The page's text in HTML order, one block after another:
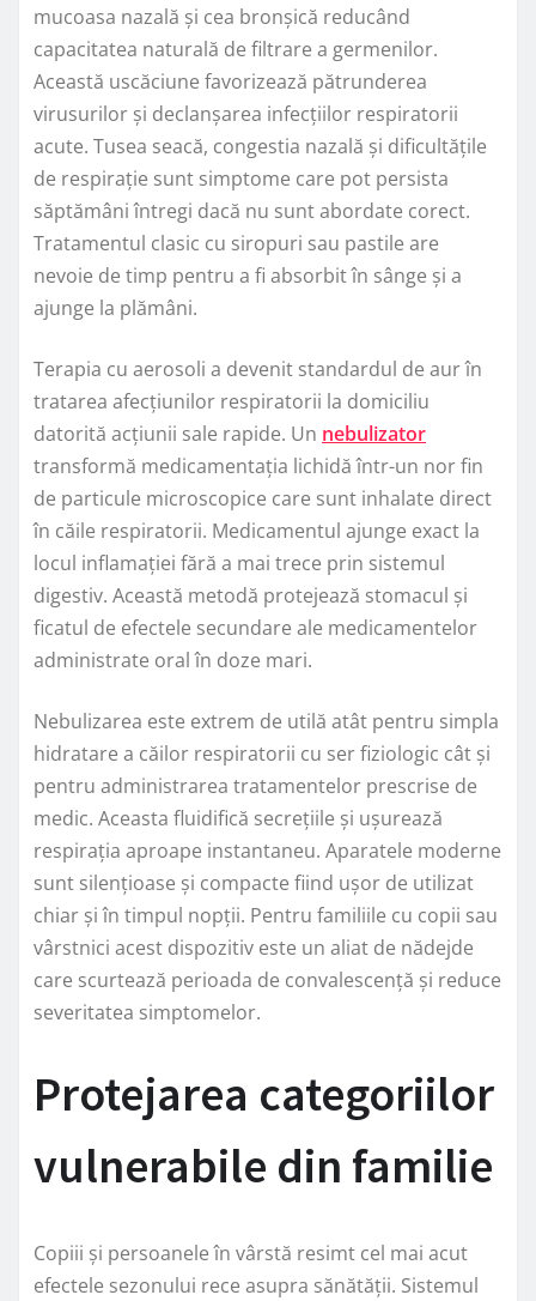
mucoasa nazală și cea bronșică reducând
capacitatea naturală de filtrare a germenilor.
Această uscăciune favorizează pătrunderea
virusurilor și declanșarea infecțiilor respiratorii
acute. Tusea seacă, congestia nazală și dificultățile
de respirație sunt simptome care pot persista
săptămâni întregi dacă nu sunt abordate corect.
Tratamentul clasic cu siropuri sau pastile are
nevoie de timp pentru a fi absorbit în sânge și a
ajunge la plămâni.
Terapia cu aerosoli a devenit standardul de aur în
tratarea afecțiunilor respiratorii la domiciliu
datorită acțiunii sale rapide. Un nebulizator
transformă medicamentația lichidă într-un nor fin
de particule microscopice care sunt inhalate direct
în căile respiratorii. Medicamentul ajunge exact la
locul inflamației fără a mai trece prin sistemul
digestiv. Această metodă protejează stomacul și
ficatul de efectele secundare ale medicamentelor
administrate oral în doze mari.
Nebulizarea este extrem de utilă atât pentru simpla
hidratare a căilor respiratorii cu ser fiziologic cât și
pentru administrarea tratamentelor prescrise de
medic. Aceasta fluidifică secrețiile și ușurează
respirația aproape instantaneu. Aparatele moderne
sunt silențioase și compacte fiind ușor de utilizat
chiar și în timpul nopții. Pentru familiile cu copii sau
vârstnici acest dispozitiv este un aliat de nădejde
care scurtează perioada de convalescență și reduce
severitatea simptomelor.
Protejarea categoriilor
vulnerabile din familie
Copiii și persoanele în vârstă resimt cel mai acut
efectele sezonului rece asupra sănătății. Sistemul